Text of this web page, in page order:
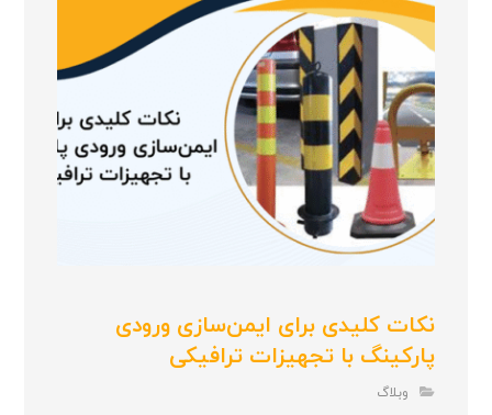
نکات کلیدی برای ایمن‌سازی ورودی
پارکینگ با تجهیزات ترافیکی
وبلاگ